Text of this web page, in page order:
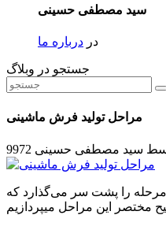
سید مصطفی حسینی
در درباره ما
جستجو در وبلاگ
مراحل تولید فرش ماشینی
سید مصطفی حسینی 9972
را پشت سر می‌گذارد که
مختصر این مراحل میپردازیم